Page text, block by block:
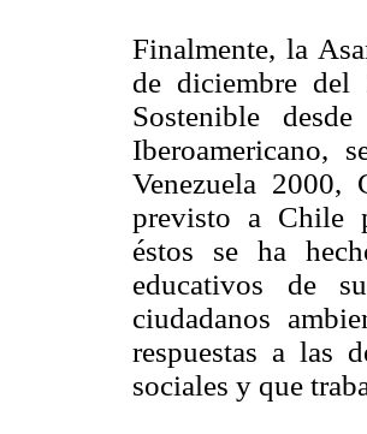
Finalmente, la
de diciembre del
Sostenible
Iberoamericano,
Venezuela
previsto a Chile
éstos se ha
educativos de
ciudadanos
respuestas a las
sociales y que